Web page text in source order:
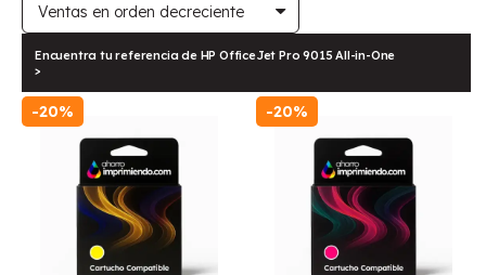
Encuentra tu referencia de HP OfficeJet Pro 9015 All-in-One
>
-20% -20%